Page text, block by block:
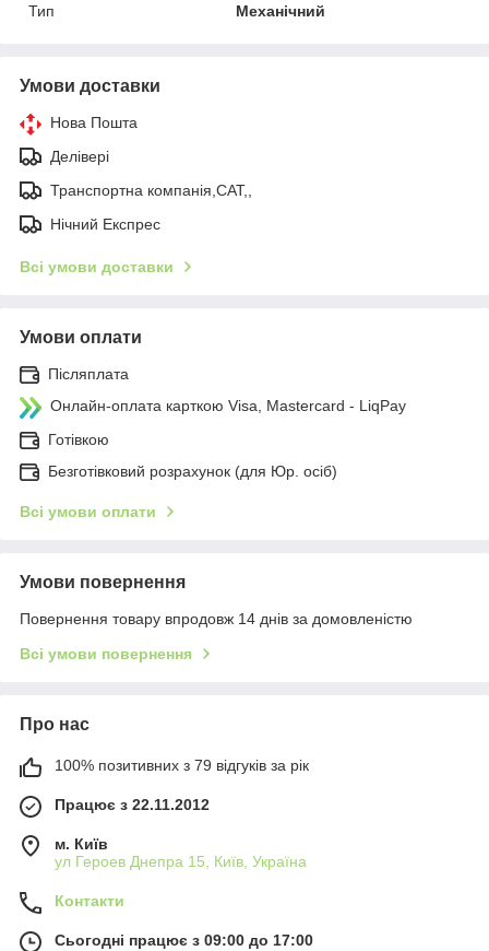
Тип
Механічний
Умови доставки
Нова Пошта
Делівері
Транспортна компанія,САТ,,
Нічний Експрес
Всі умови доставки
Умови оплати
Післяплата
Онлайн-оплата карткою Visa, Mastercard - LiqPay
Готівкою
Безготівковий розрахунок (для Юр. осіб)
Всі умови оплати
Умови повернення
Повернення товару впродовж 14 днів за домовленістю
Всі умови повернення
Про нас
100% позитивних з 79 відгуків за рік
Працює з 22.11.2012
м. Київ
ул Героев Днепра 15, Київ, Україна
Контакти
Сьогодні працює з 09:00 до 17:00